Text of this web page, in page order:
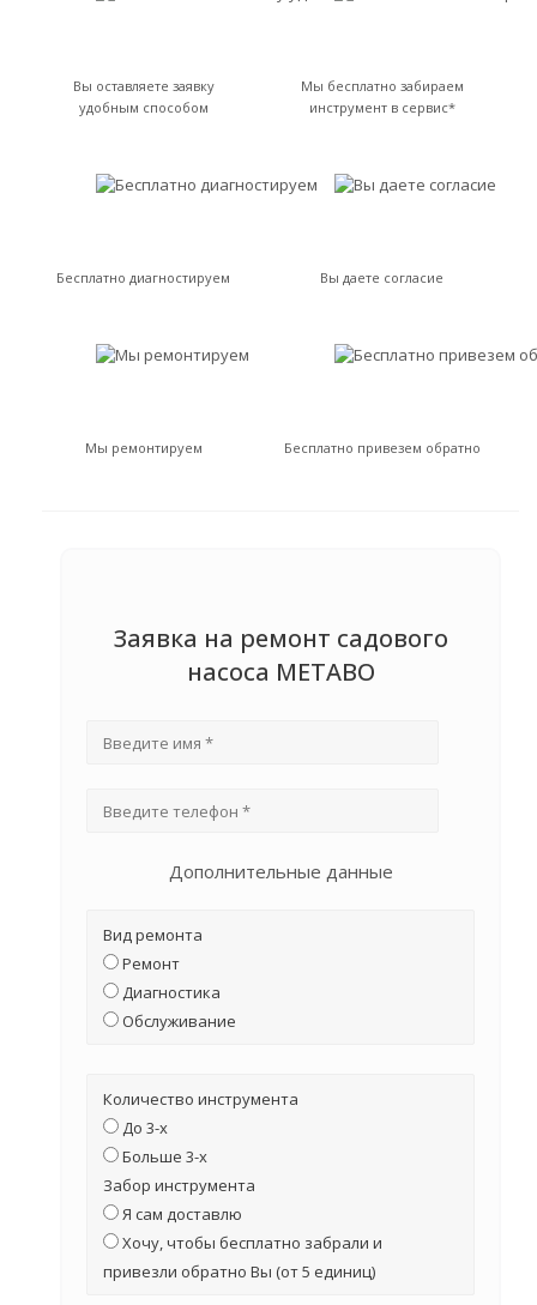
Вы оставляете заявку
удобным способом
Мы бесплатно забираем
инструмент в сервис*
Бесплатно диагностируем Вы даете согласие
Мы ремонтируем Бесплатно привезем обратно
Заявка на ремонт садового
насоса METABO
Дополнительные данные
Вид ремонта
Ремонт
Диагностика
Обслуживание
Количество инструмента
До 3-х
Больше 3-х
Забор инструмента
Я сам доставлю
Хочу, чтобы бесплатно забрали и
привезли обратно Вы (от 5 единиц)